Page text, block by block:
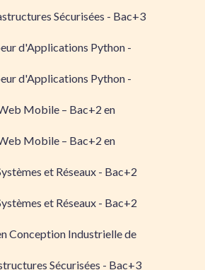
Sécurisées - Bac+3
d'Applications Python -
d'Applications Python -
Mobile – Bac+2 en
Mobile – Bac+2 en
et Réseaux - Bac+2
et Réseaux - Bac+2
Conception Industrielle de
Sécurisées - Bac+3